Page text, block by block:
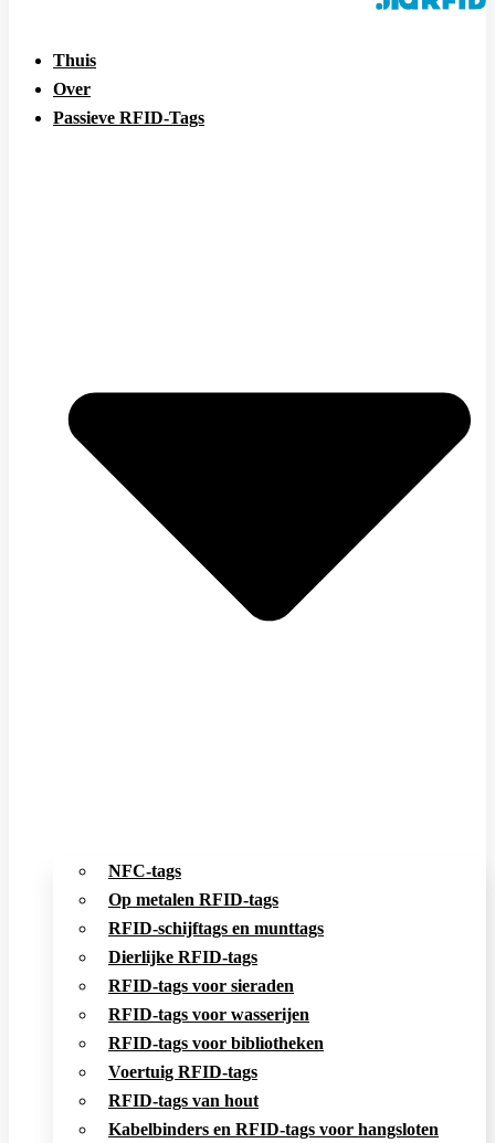
Thuis
Over
Passieve RFID-Tags
NFC-tags
Op metalen RFID-tags
RFID-schijftags en munttags
Dierlijke RFID-tags
RFID-tags voor sieraden
RFID-tags voor wasserijen
RFID-tags voor bibliotheken
Voertuig RFID-tags
RFID-tags van hout
Kabelbinders en RFID-tags voor hangsloten